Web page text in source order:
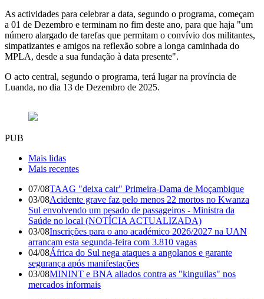
As actividades para celebrar a data, segundo o programa, começam
a 01 de Dezembro e terminam no fim deste ano, para que haja "um
número alargado de tarefas que permitam o convívio dos militantes,
simpatizantes e amigos na reflexão sobre a longa caminhada do
MPLA, desde a sua fundação à data presente".
O acto central, segundo o programa, terá lugar na província de
Luanda, no dia 13 de Dezembro de 2025.
PUB
Mais lidas
Mais recentes
07/08TAAG "deixa cair" Primeira-Dama de Moçambique
03/08Acidente grave faz pelo menos 22 mortos no Kwanza
Sul envolvendo um pesado de passageiros - Ministra da
Saúde no local (NOTÍCIA ACTUALIZADA)
03/08Inscrições para o ano académico 2026/2027 na UAN
arrancam esta segunda-feira com 3.810 vagas
04/08África do Sul nega ataques a angolanos e garante
segurança após manifestações
03/08MININT e BNA aliados contra as "kinguilas" nos
mercados informais